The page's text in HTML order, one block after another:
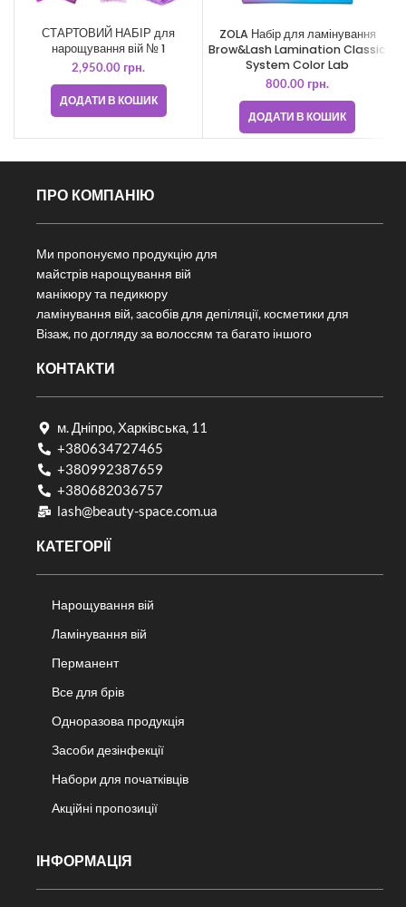
СТАРТОВИЙ НАБІР для
нарощування вій № 1
2,950.00 грн.
ДОДАТИ В КОШИК
ZOLA Набір для ламінування
Brow&Lash Lamination Classic
System Color Lab
800.00 грн.
ДОДАТИ В КОШИК
ПРО КОМПАНІЮ
Ми пропонуємо продукцію для
майстрів нарощування вій
манікюру та педикюру
ламінування вій, засобів для депіляції, косметики для
Візаж, по догляду за волоссям та багато іншого
КОНТАКТИ
м. Дніпро, Харківська, 11
+380634727465
+380992387659
+380682036757​
lash@beauty-space.com.ua
КАТЕГОРІЇ
Нарощування вій
Ламінування вій
Перманент
Все для брів
Одноразова продукція
Засоби дезінфекції
Набори для початківців
Акційні пропозиції
ІНФОРМАЦІЯ